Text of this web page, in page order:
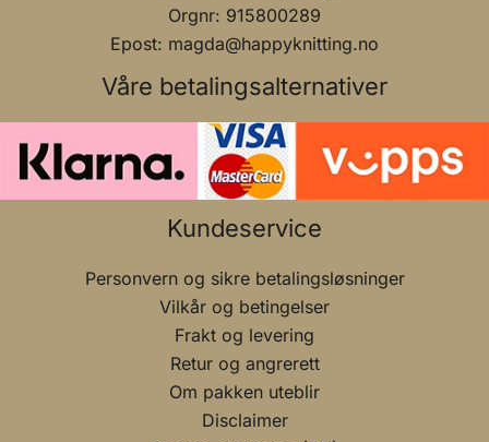
Orgnr: 915800289
Epost: magda@happyknitting.no
Våre betalingsalternativer
Kundeservice
Personvern og sikre betalingsløsninger
Vilkår og betingelser
Frakt og levering
Retur og angrerett
Om pakken uteblir
Disclaimer